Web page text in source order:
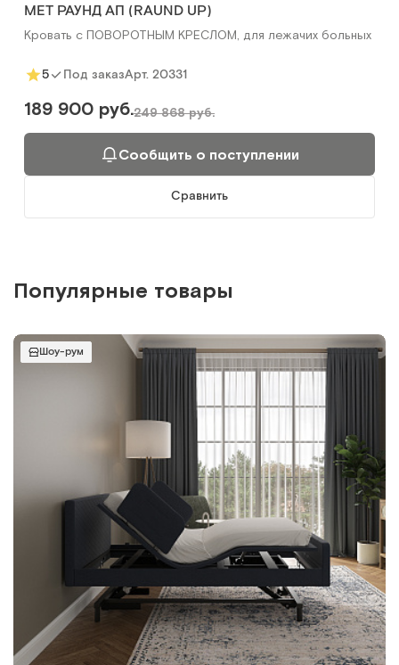
МЕТ РАУНД АП (RAUND UP)
Кровать с ПОВОРОТНЫМ КРЕСЛОМ, для лежачих больных
5 Под заказАрт. 20331
189 900 руб.249 868 руб.
Сообщить о поступлении
Сравнить
Популярные товары
Шоу-рум